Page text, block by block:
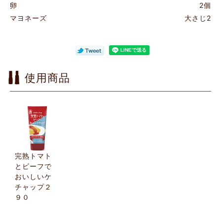
卵
2個
マヨネーズ
大さじ2
使用商品
完熟トマト
とビーフで
おいしいケ
チャップ２
９０